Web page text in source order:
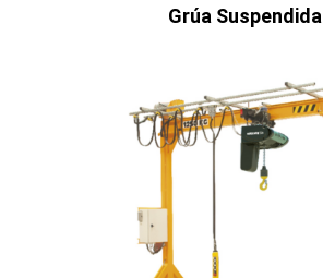
Grúa Suspendida